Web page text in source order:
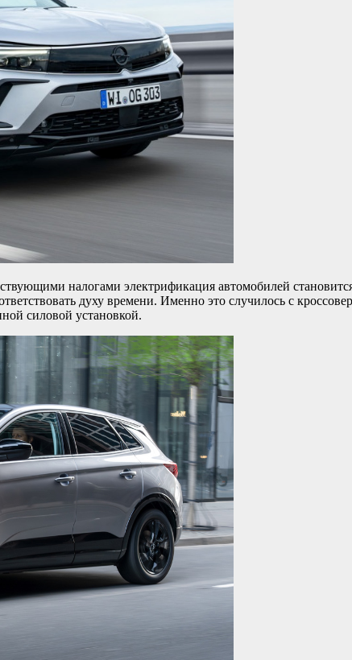
налогами электрификация автомобилей
духу времени. Именно это случилось с
силовой установкой.